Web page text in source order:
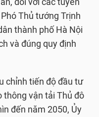
Thủ tướng Trịnh
thành phố Hà Nội
và đúng quy định
chỉnh tiến độ đầu tư
thông vận tải Thủ đô
đến năm 2050, Ủy